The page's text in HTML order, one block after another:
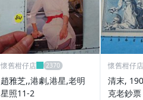
懷舊柑仔店
趙雅芝,,港劇,港星,老明
星照11-2
懷舊柑仔店
清末,
克老鈔票